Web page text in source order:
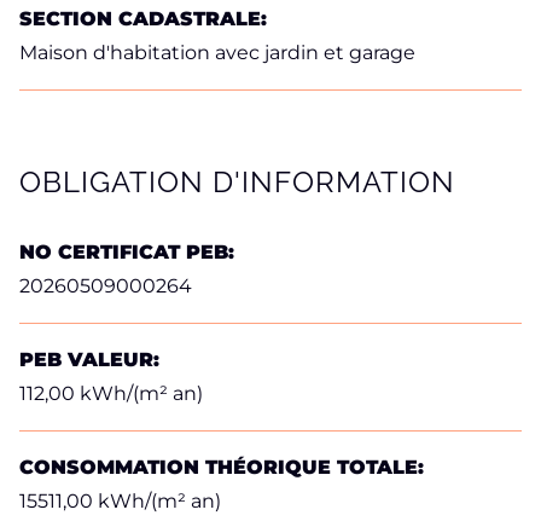
SECTION CADASTRALE:
Maison d'habitation avec jardin et garage
OBLIGATION D'INFORMATION
NO CERTIFICAT PEB:
20260509000264
PEB VALEUR:
112,00 kWh/(m² an)
CONSOMMATION THÉORIQUE TOTALE:
15511,00 kWh/(m² an)